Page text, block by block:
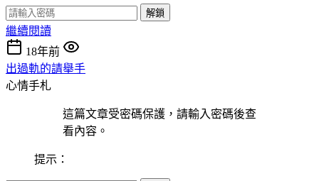
解鎖
繼續閱讀
18年前
出過軌的請舉手
心情手札
這篇文章受密碼保護，請輸入密碼後查
看內容。
提示：